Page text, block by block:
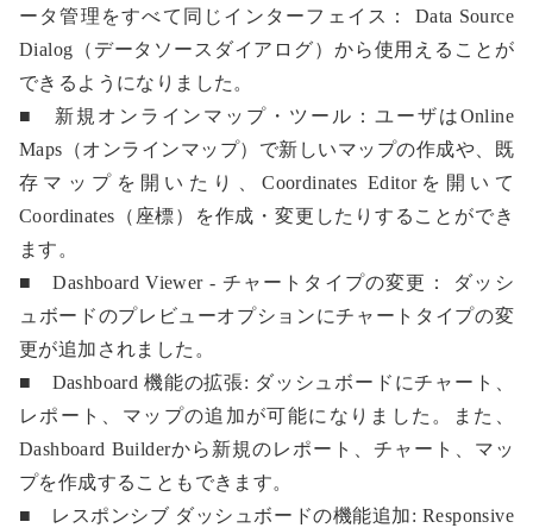
ータ管理をすべて同じインターフェイス： Data Source
Dialog（データソースダイアログ）から使用えることが
できるようになりました。
■ 新規オンラインマップ・ツール：ユーザはOnline
Maps（オンラインマップ）で新しいマップの作成や、既
存マップを開いたり、Coordinates Editorを開いて
Coordinates（座標）を作成・変更したりすることができ
ます。
■ Dashboard Viewer - チャートタイプの変更： ダッシ
ュボードのプレビューオプションにチャートタイプの変
更が追加されました。
■ Dashboard 機能の拡張: ダッシュボードにチャート、
レポート、マップの追加が可能になりました。また、
Dashboard Builderから新規のレポート、チャート、マッ
プを作成することもできます。
■ レスポンシブ ダッシュボードの機能追加: Responsive